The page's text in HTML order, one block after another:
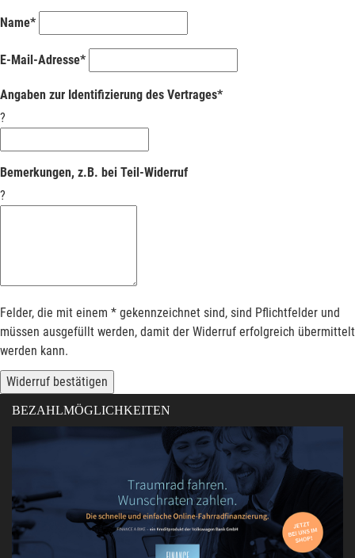
Name*
E-Mail-Adresse*
Angaben zur Identifizierung des Vertrages*
?
Bemerkungen, z.B. bei Teil-Widerruf
?
Felder, die mit einem * gekennzeichnet sind, sind Pflichtfelder und
müssen ausgefüllt werden, damit der Widerruf erfolgreich übermittelt
werden kann.
Widerruf bestätigen
BEZAHLMÖGLICHKEITEN